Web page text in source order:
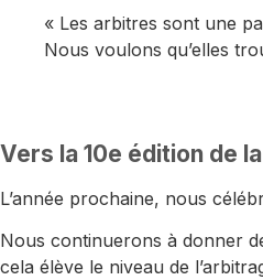
« Les arbitres sont une
Nous voulons qu’elles
Vers la 10e édition de
L’année prochaine, nous
Nous continuerons à donner
cela élève le niveau de